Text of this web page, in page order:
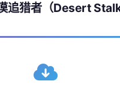
追猎者（Desert